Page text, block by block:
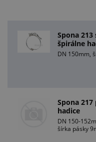
Spona
špirálne
DN 150mm,
Spona
hadice
DN 150-
šírka pásky